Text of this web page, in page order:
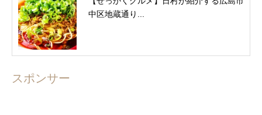
中区地蔵通り...
スポンサー